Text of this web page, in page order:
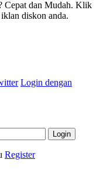
Cepat dan Mudah. Klik
diskon anda.
Login dengan
Register